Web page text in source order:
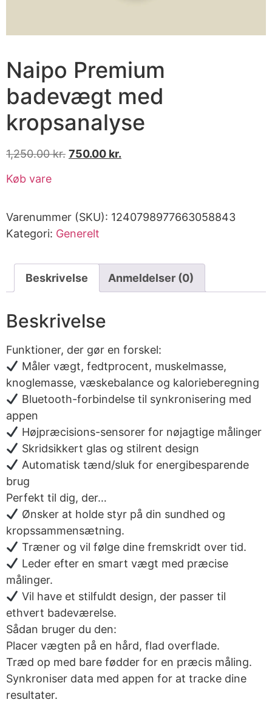
Naipo Premium
badevægt med
kropsanalyse
1,250.00kr. 750.00 kr.
Køb vare
Varenummer (SKU): 1240798977663058843
Kategori: Generelt
Beskrivelse Anmeldelser (0)
Beskrivelse
Funktioner, der gør en forskel:
Måler vægt, fedtprocent, muskelmasse,
knoglemasse, væskebalance og kalorieberegning
Bluetooth-forbindelse til synkronisering med
appen
Højpræcisions-sensorer for nøjagtige målinger
Skridsikkert glas og stilrent design
Automatisk tænd/sluk for energibesparende
brug
Perfekt til dig, der…
Ønsker at holde styr på din sundhed og
kropssammensætning.
Træner og vil følge dine fremskridt over tid.
Leder efter en smart vægt med præcise
målinger.
Vil have et stilfuldt design, der passer til
ethvert badeværelse.
Sådan bruger du den:
Placer vægten på en hård, flad overflade.
Træd op med bare fødder for en præcis måling.
Synkroniser data med appen for at tracke dine
resultater.